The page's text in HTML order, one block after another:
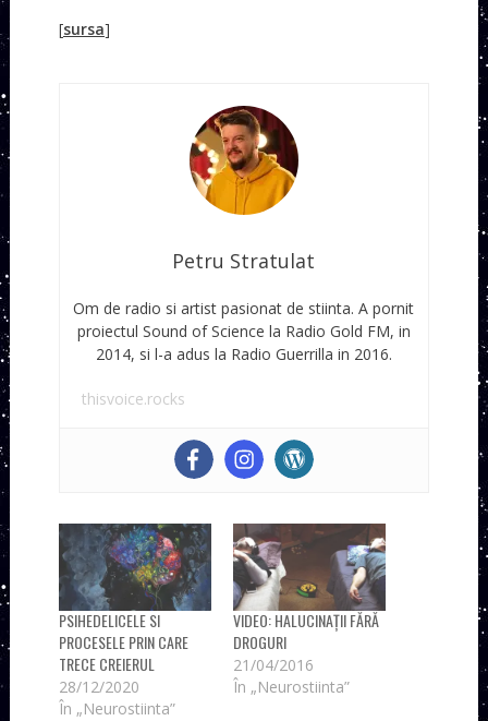
[sursa]
Petru Stratulat
Om de radio si artist pasionat de stiinta. A pornit
proiectul Sound of Science la Radio Gold FM, in
2014, si l-a adus la Radio Guerrilla in 2016.
thisvoice.rocks
PSIHEDELICELE SI
PROCESELE PRIN CARE
TRECE CREIERUL
28/12/2020
În „Neurostiinta”
VIDEO: HALUCINAȚII FĂRĂ
DROGURI
21/04/2016
În „Neurostiinta”